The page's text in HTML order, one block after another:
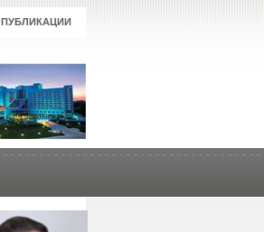
ПУБЛИКАЦИИ